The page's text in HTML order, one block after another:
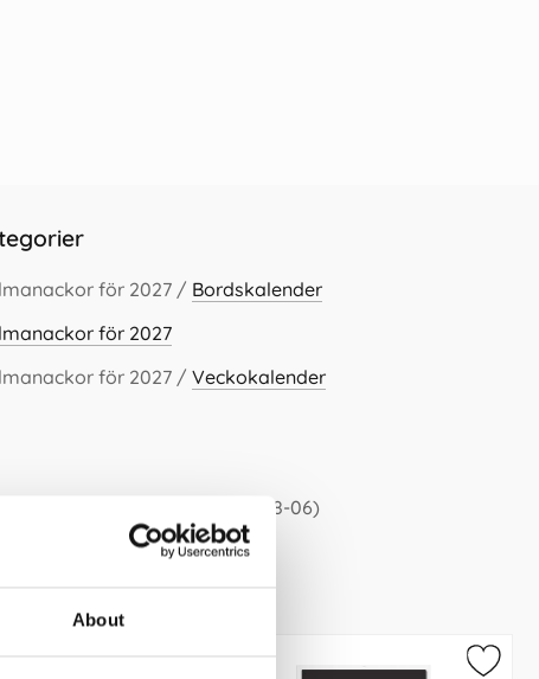
About
för 2027 / Bordskalender
för 2027
för 2027 / Veckokalender
30 dagarna är 79 kr (2026-08-06)